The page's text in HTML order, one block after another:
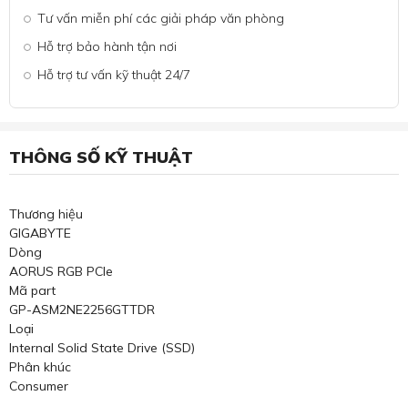
Tư vấn miễn phí các giải pháp văn phòng
Hỗ trợ bảo hành tận nơi
Hỗ trợ tư vấn kỹ thuật 24/7
THÔNG SỐ KỸ THUẬT
Thương hiệu
GIGABYTE
Dòng
AORUS RGB PCIe
Mã part
GP-ASM2NE2256GTTDR
Loại
Internal Solid State Drive (SSD)
Phân khúc
Consumer